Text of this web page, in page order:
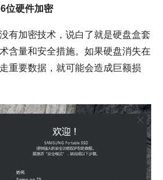
位硬件加密
有加密技术，说白了就是硬盘盒套
含量和安全措施。如果硬盘消失在
重要数据，就可能会造成巨额损